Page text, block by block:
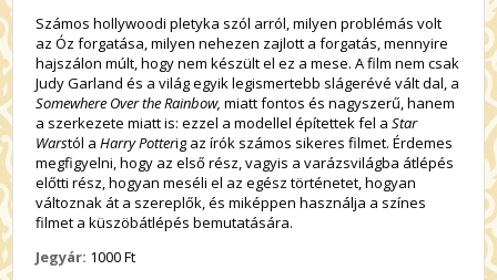
Számos hollywoodi pletyka szól arról, milyen problémás volt
az Óz forgatása, milyen nehezen zajlott a forgatás, mennyire
hajszálon múlt, hogy nem készült el ez a mese. A film nem csak
Judy Garland és a világ egyik legismertebb slágerévé vált dal, a
Somewhere Over the Rainbow,miatt fontos és nagyszerű, hanem
a szerkezete miatt is: ezzel a modellel építettek fel aStar
Warstól aHarry Potterig az írók számos sikeres filmet. Érdemes
megfigyelni, hogy az első rész, vagyis a varázsvilágba átlépés
előtti rész, hogyan meséli el az egész történetet, hogyan
változnak át a szereplők, és miképpen használja a színes
filmet a küszöbátlépés bemutatására.
Jegyár: 1000 Ft